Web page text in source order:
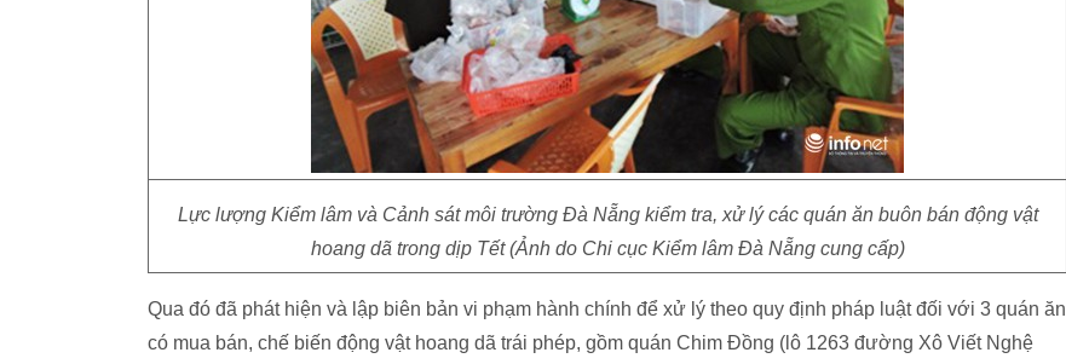
Lực lượng Kiểm lâm và Cảnh sát môi trường Đà Nẵng kiểm tra, xử lý các quán ăn buôn bán động vật
hoang dã trong dịp Tết (Ảnh do Chi cục Kiểm lâm Đà Nẵng cung cấp)
Qua đó đã phát hiện và lập biên bản vi phạm hành chính để xử lý theo quy định pháp luật đối với 3 quán ăn
có mua bán, chế biến động vật hoang dã trái phép, gồm quán Chim Đồng (lô 1263 đường Xô Viết Nghệ